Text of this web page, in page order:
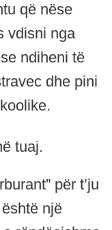
që nëse
vdisni nga
ndiheni të
dhe pini
tuaj.
për t’ju
një